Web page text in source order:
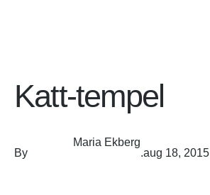
Katt-tempel
By
Maria Ekberg
.aug 18, 2015